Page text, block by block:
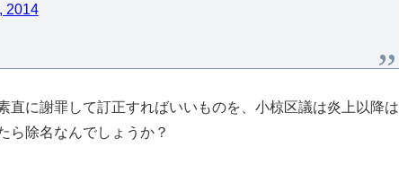
2014
に謝罪して訂正すればいいものを、小椋区議は炎上以降は
ら除名なんでしょうか？